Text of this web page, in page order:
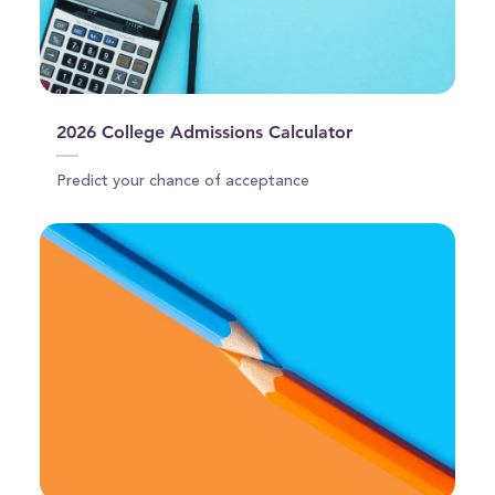
2026 College Admissions Calculator
Predict your chance of acceptance